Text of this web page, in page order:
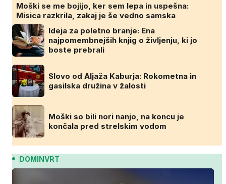
Moški se me bojijo, ker sem lepa in uspešna:
Misica razkrila, zakaj je še vedno samska
Ideja za poletno branje: Ena
najpomembnejših knjig o življenju, ki jo
boste prebrali
Slovo od Aljaža Kaburja: Rokometna in
gasilska družina v žalosti
Moški so bili nori nanjo, na koncu je
končala pred strelskim vodom
DOMINVRT